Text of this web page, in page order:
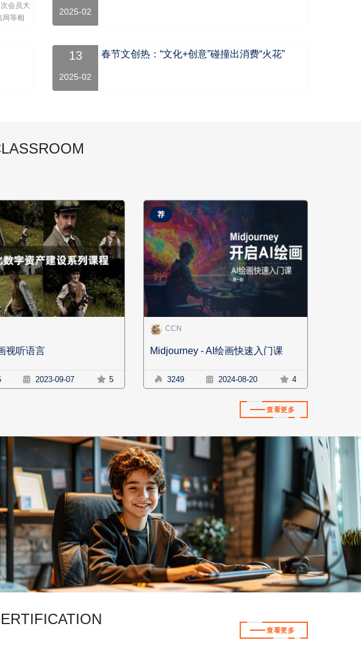
会员大
等相
2025-02
13
2025-02
春节文创热：“文化+创意”碰撞出消费“火花”
视听语言
2023-09-07 5
荐
CCN
Midjourney - AI绘画快速入门课
3249 2024-08-20 4
查看更多
查看更多